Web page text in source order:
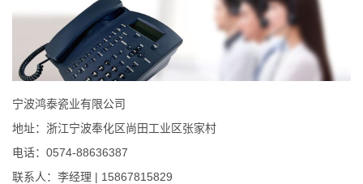
宁波鸿泰瓷业有限公司
地址：浙江宁波奉化区尚田工业区张家村
电话：0574-88636387
联系人：李经理 | 15867815829